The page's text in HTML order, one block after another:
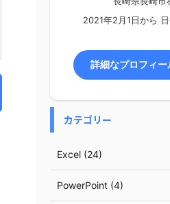
2021年2月1日から
詳細なプロフィー
カテゴリー
Excel (24)
PowerPoint (4)